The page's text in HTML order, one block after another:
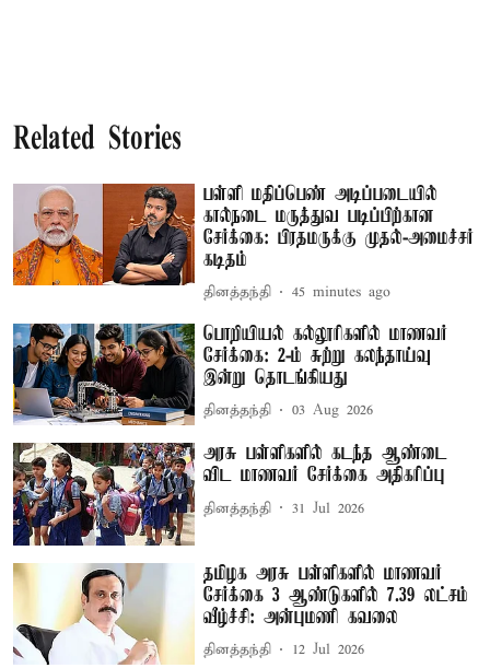
Related Stories
பள்ளி மதிப்பெண் அடிப்படையில்
கால்நடை மருத்துவ படிப்பிற்கான
சேர்க்கை: பிரதமருக்கு முதல்-அமைச்சர்
கடிதம்
தினத்தந்தி 45 minutes ago
பொறியியல் கல்லூரிகளில் மாணவர்
சேர்க்கை: 2-ம் சுற்று கலந்தாய்வு
இன்று தொடங்கியது
தினத்தந்தி 03 Aug 2026
அரசு பள்ளிகளில் கடந்த ஆண்டை
விட மாணவர் சேர்க்கை அதிகரிப்பு
தினத்தந்தி 31 Jul 2026
தமிழக அரசு பள்ளிகளில் மாணவர்
சேர்க்கை 3 ஆண்டுகளில் 7.39 லட்சம்
வீழ்ச்சி: அன்புமணி கவலை
தினத்தந்தி 12 Jul 2026